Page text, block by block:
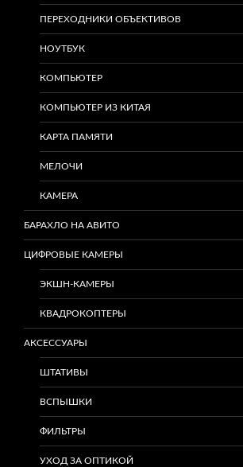
ПЕРЕХОДНИКИ ОБЪЕКТИВОВ
НОУТБУК
КОМПЬЮТЕР
КОМПЬЮТЕР ИЗ КИТАЯ
КАРТА ПАМЯТИ
МЕЛОЧИ
КАМЕРА
БАРАХЛО НА АВИТО
ЦИФРОВЫЕ КАМЕРЫ
ЭКШН-КАМЕРЫ
КВАДРОКОПТЕРЫ
АКСЕССУАРЫ
ШТАТИВЫ
ВСПЫШКИ
ФИЛЬТРЫ
УХОД ЗА ОПТИКОЙ